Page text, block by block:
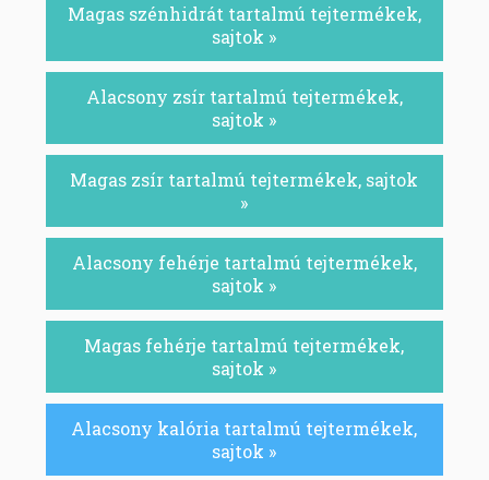
Magas szénhidrát tartalmú tejtermékek,
sajtok »
Alacsony zsír tartalmú tejtermékek,
sajtok »
Magas zsír tartalmú tejtermékek, sajtok
»
Alacsony fehérje tartalmú tejtermékek,
sajtok »
Magas fehérje tartalmú tejtermékek,
sajtok »
Alacsony kalória tartalmú tejtermékek,
sajtok »